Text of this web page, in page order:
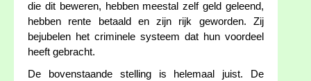
die dit beweren, hebben meestal zelf geld geleend,
hebben rente betaald en zijn rijk geworden. Zij
bejubelen het criminele systeem dat hun voordeel
heeft gebracht.
De bovenstaande stelling is helemaal juist. De